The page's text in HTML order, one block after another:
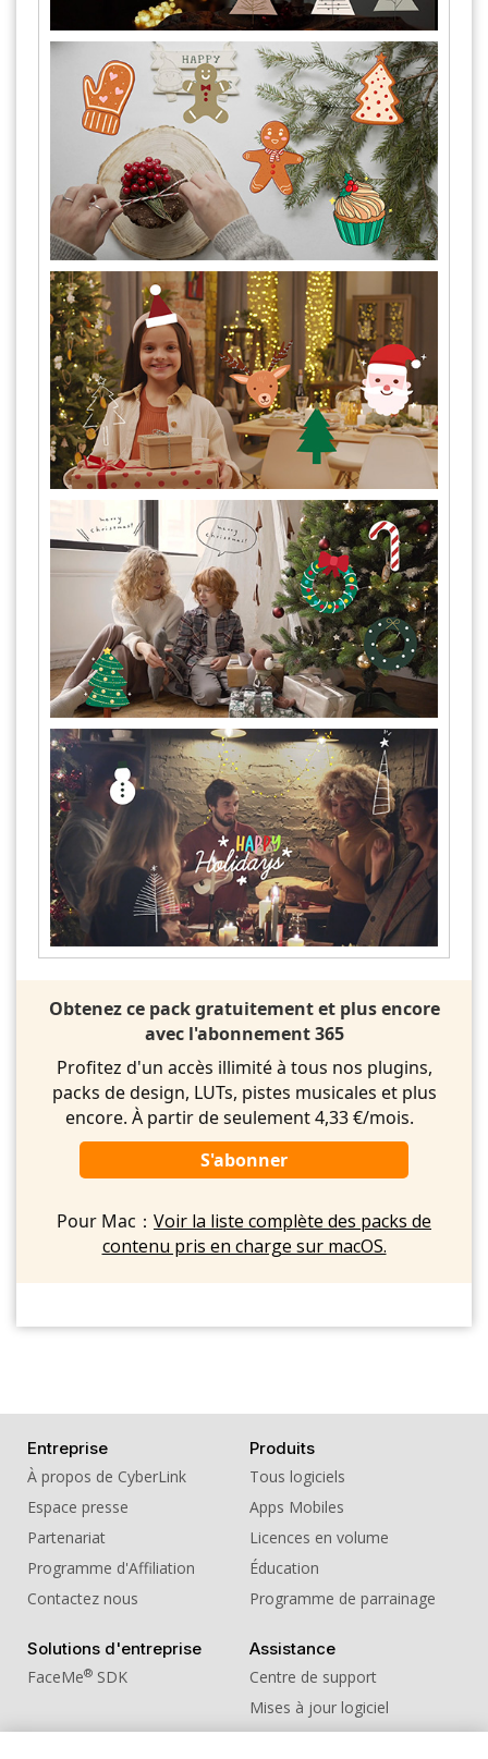
Obtenez ce pack gratuitement et plus encore
avec l'abonnement 365
Profitez d'un accès illimité à tous nos plugins,
packs de design, LUTs, pistes musicales et plus
encore. À partir de seulement 4,33 €/mois.
S'abonner
Pour Mac： Voir la liste complète des packs de
contenu pris en charge sur macOS.
Entreprise
À propos de CyberLink
Espace presse
Partenariat
Programme d'Affiliation
Contactez nous
Produits
Tous logiciels
Apps Mobiles
Licences en volume
Éducation
Programme de parrainage
Solutions d'entreprise
FaceMe® SDK
Assistance
Centre de support
Mises à jour logiciel
Centre d'apprentissage